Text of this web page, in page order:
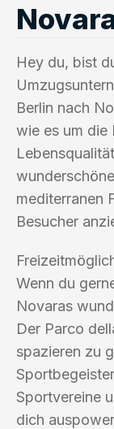
Hey du, bist
Berlin nach
wie es um die
mediterranen
Besucher
Wenn du
Novaras
Der Parco
spazieren zu
Sportvereine
dich